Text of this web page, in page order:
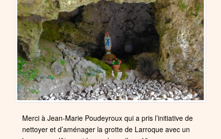
Merci à Jean-Marie Poudeyroux qui a pris l’initiative de
nettoyer et d’aménager la grotte de Larroque avec un